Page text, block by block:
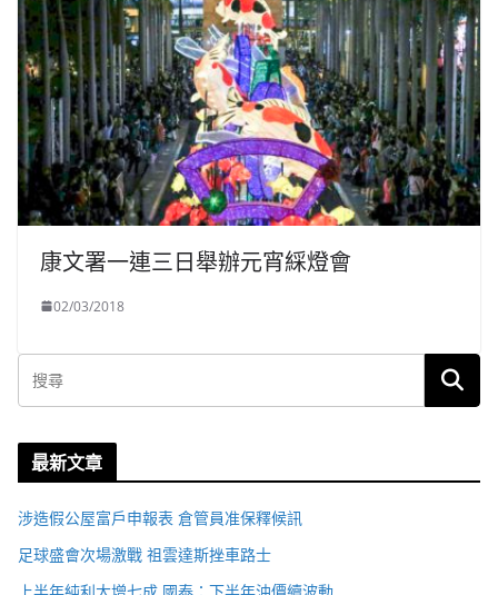
康文署一連三日舉辦元宵綵燈會
02/03/2018
最新文章
涉造假公屋富戶申報表 倉管員准保釋候訊
足球盛會次場激戰 祖雲達斯挫車路士